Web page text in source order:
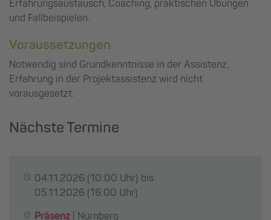
Erfahrungsaustausch, Coaching, praktischen Übungen
und Fallbeispielen.
Voraussetzungen
Notwendig sind Grundkenntnisse in der Assistenz,
Erfahrung in der Projektassistenz wird nicht
vorausgesetzt.
Nächste Termine
04.11.2026 (10:00 Uhr) bis
05.11.2026 (16:00 Uhr)
Präsenz
Nürnberg